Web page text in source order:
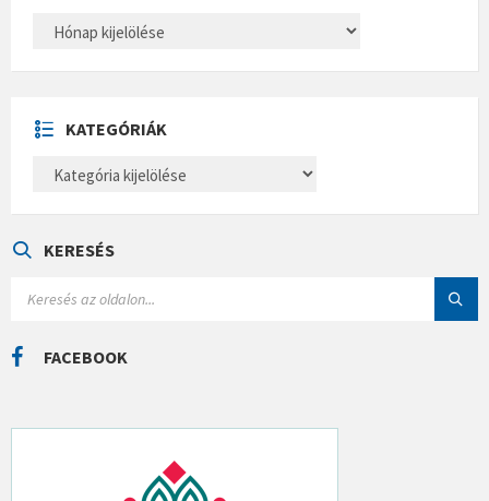
H
U
M
KATEGÓRIÁK
E
Á
KERESÉS
C
H
FACEBOOK